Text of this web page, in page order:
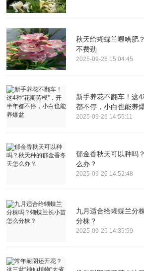
秋天给蝴蝶兰喂啥肥
不费劲
2025-09-26 15:04:45
新手养花不翻车！这
都不停，小白也能养
2025-09-26 14:55:11
郁金香秋天可以种吗
么办？
2025-09-26 14:52:48
九月适合给蝴蝶兰分
分株？
2025-09-25 14:35:59